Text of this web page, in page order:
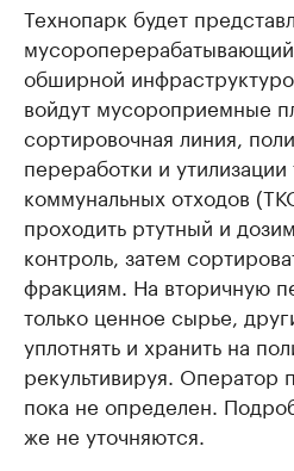
Технопарк будет
обширной
войдут мусороприемные
сортировочная линия,
переработки и
коммунальных отходов
проходить ртутный и
контроль, затем
фракциям. На вторичную
только ценное сырье,
уплотнять и хранить на
рекультивируя.
пока не определен.
же не уточняются.